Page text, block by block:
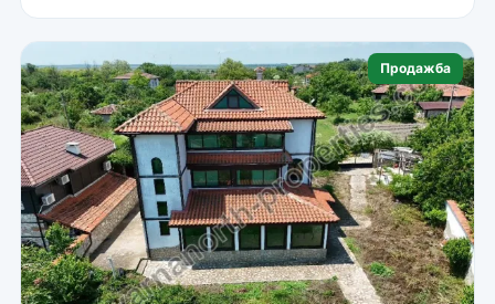
Продажба